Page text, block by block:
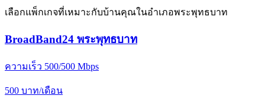
เลือกแพ็กเกจที่เหมาะกับบ้านคุณในอำเภอพระพุทธบาท
BroadBand24 พระพุทธบาท
ความเร็ว 500/500 Mbps
500 บาท/เดือน